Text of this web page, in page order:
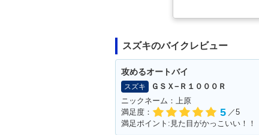
2005年 Let's 4G・追加
スズキのバイクレビュー
攻めるオートバイ
スズキ
ＧＳＸ−Ｒ１０００Ｒ
ニックネーム：上原
満足度：
5 ／5
満足ポイント:見た目がかっこいい！！